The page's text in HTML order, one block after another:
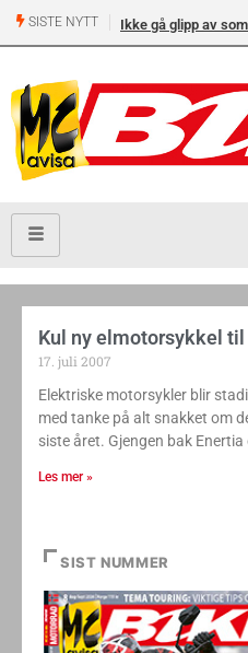
SISTE NYTT Ikke gå glipp av
Kul ny elmotorsykkel til
17. juli 2007
Elektriske motorsykler blir
med tanke på alt snakket om
siste året. Gjengen bak Enertia
Les mer »
SIST NUMMER